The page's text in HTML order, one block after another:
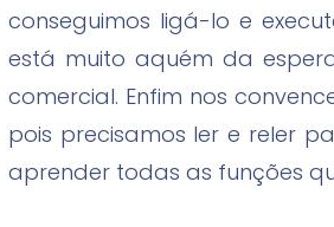
conseguimos ligá-lo e
está muito aquém da
comercial. Enfim nos
pois precisamos ler e reler
aprender todas as funções